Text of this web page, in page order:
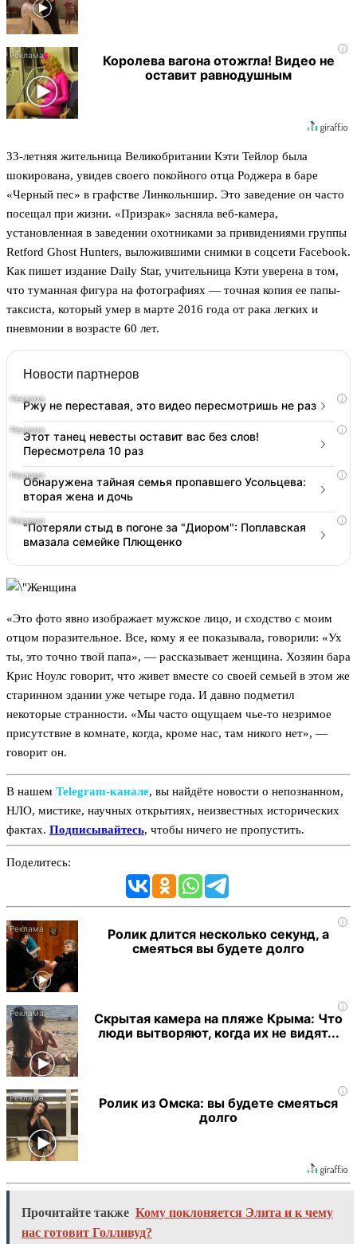
i
Королева вагона отожгла! Видео не
оставит равнодушным
33-летняя жительница Великобритании Кэти Тейлор была
шокирована, увидев своего покойного отца Роджера в баре
«Черный пес» в графстве Линкольншир. Это заведение он часто
посещал при жизни. «Призрак» засняла веб-камера,
установленная в заведении охотниками за привидениями группы
Retford Ghost Hunters, выложившими снимки в соцсети Facebook.
Как пишет издание Daily Star, учительница Кэти уверена в том,
что туманная фигура на фотографиях — точная копия ее папы-
таксиста, который умер в марте 2016 года от рака легких и
пневмонии в возрасте 60 лет.
Новости партнеров
i
Ржу не переставая, это видео пересмотришь не раз
i
Этот танец невесты оставит вас без слов!
Пересмотрела 10 раз
i
Обнаружена тайная семья пропавшего Усольцева:
вторая жена и дочь
i
"Потеряли стыд в погоне за "Диором": Поплавская
вмазала семейке Плющенко
«Это фото явно изображает мужское лицо, и сходство с моим
отцом поразительное. Все, кому я ее показывала, говорили: «Ух
ты, это точно твой папа», — рассказывает женщина. Хозяин бара
Крис Ноулс говорит, что живет вместе со своей семьей в этом же
старинном здании уже четыре года. И давно подметил
некоторые странности. «Мы часто ощущаем чье-то незримое
присутствие в комнате, когда, кроме нас, там никого нет», —
говорит он.
В нашем Telegram‑канале, вы найдёте новости о непознанном,
НЛО, мистике, научных открытиях, неизвестных исторических
фактах. Подписывайтесь, чтобы ничего не пропустить.
Поделитесь:
i
Ролик длится несколько секунд, а
смеяться вы будете долго
i
Скрытая камера на пляже Крыма: Что
люди вытворяют, когда их не видят...
i
Ролик из Омска: вы будете смеяться
долго
Прочитайте также Кому поклоняется Элита и к чему
нас готовит Голливуд?